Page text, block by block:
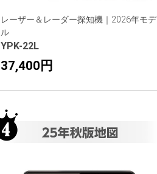
レーザー＆レーダー探知機｜2026年モデ
ル
YPK-22L
37,400円